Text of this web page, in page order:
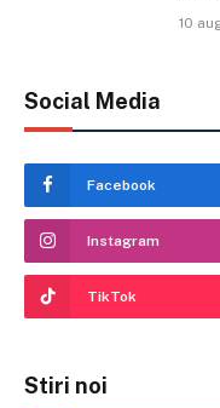
10
Social Media
Facebook
Instagram
TikTok
Stiri noi